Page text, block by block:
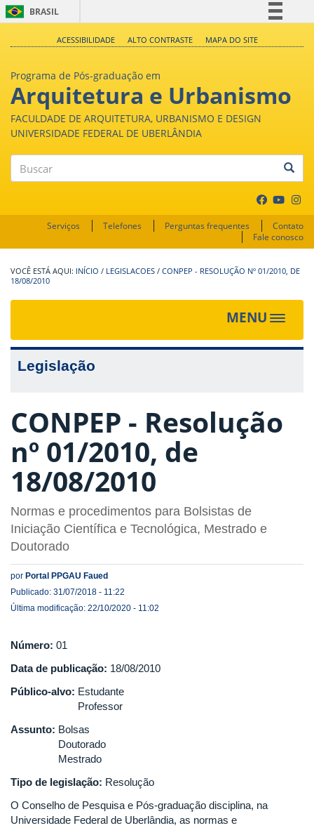
BRASIL
Acesso à informação
Legislação
ACESSIBILIDADE ALTO CONTRASTE MAPA DO SITE
Programa de Pós-graduação em
Arquitetura e Urbanismo
FACULDADE DE ARQUITETURA, URBANISMO E DESIGN
UNIVERSIDADE FEDERAL DE UBERLÂNDIA
Serviços Telefones Perguntas frequentes
Contato
Fale conosco
INÍCIO / LEGISLACOES / CONPEP - RESOLUÇÃO Nº 01/2010, DE
18/08/2010
MENU
Toggle
Legislação
CONPEP - Resolução
nº 01/2010, de
18/08/2010
Normas e procedimentos para Bolsistas de
Iniciação Científica e Tecnológica, Mestrado e
Doutorado
por Portal PPGAU Faued
Publicado: 31/07/2018 - 11:22
Última modificação: 22/10/2020 - 11:02
Número: 01
Data de publicação: 18/08/2010
Público-alvo: Estudante
Professor
Assunto: Bolsas
Doutorado
Mestrado
Tipo de legislação: Resolução
O Conselho de Pesquisa e Pós-graduação disciplina, na
Universidade Federal de Uberlândia, as normas e